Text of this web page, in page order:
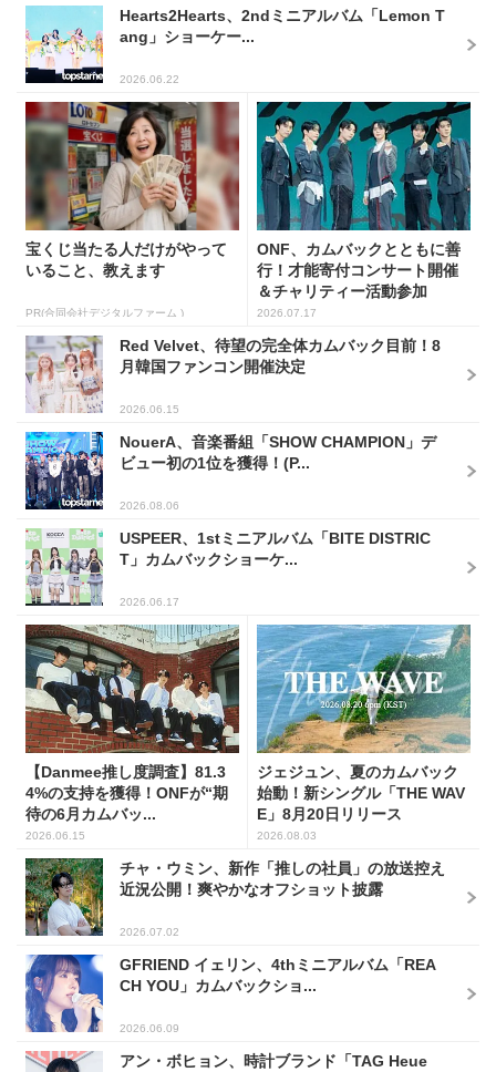
Hearts2Hearts、2ndミニアルバム「Lemon T
ang」ショーケー...
2026.06.22
宝くじ当たる人だけがやって
いること、教えます
PR(合同会社デジタルファーム )
ONF、カムバックとともに善
行！才能寄付コンサート開催
＆チャリティー活動参加
2026.07.17
Red Velvet、待望の完全体カムバック目前！8
月韓国ファンコン開催決定
2026.06.15
NouerA、音楽番組「SHOW CHAMPION」デ
ビュー初の1位を獲得！(P...
2026.08.06
USPEER、1stミニアルバム「BITE DISTRIC
T」カムバックショーケ...
2026.06.17
【Danmee推し度調査】81.3
4%の支持を獲得！ONFが“期
待の6月カムバッ...
2026.06.15
ジェジュン、夏のカムバック
始動！新シングル「THE WAV
E」8月20日リリース
2026.08.03
チャ・ウミン、新作「推しの社員」の放送控え
近況公開！爽やかなオフショット披露
2026.07.02
GFRIEND イェリン、4thミニアルバム「REA
CH YOU」カムバックショ...
2026.06.09
アン・ボヒョン、時計ブランド「TAG Heue